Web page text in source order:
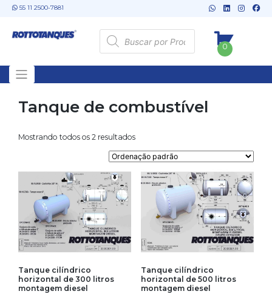
Skip 55 11 2500-7881
Pesquisar
produtos
0
Tanque de combustível
Mostrando todos os 2 resultados
Tanque cilíndrico
horizontal de 300 litros
montagem diesel
Tanque cilíndrico
horizontal de 500 litros
montagem diesel